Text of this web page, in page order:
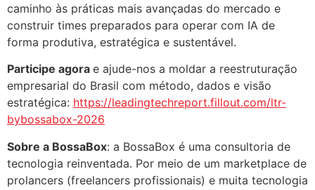
caminho às práticas mais avançadas do mercado e
construir times preparados para operar com IA de
forma produtiva, estratégica e sustentável.
Participe agora e ajude-nos a moldar a reestruturação
empresarial do Brasil com método, dados e visão
estratégica: https://leadingtechreport.fillout.com/ltr-
bybossabox-2026
Sobre a BossaBox: a BossaBox é uma consultoria de
tecnologia reinventada. Por meio de um marketplace de
prolancers (freelancers profissionais) e muita tecnologia